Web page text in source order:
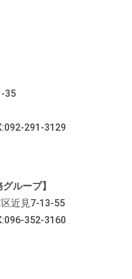
35
291-3129
ループ】
近見7-13-55
352-3160